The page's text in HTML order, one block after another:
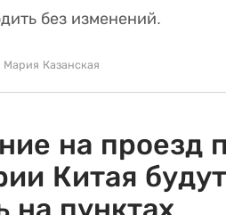
без изменений.
Мария Казанская
на проезд
Китая будут
на пунктах